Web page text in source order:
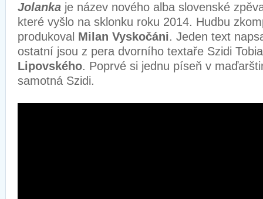
Jolanka je název nového alba slovenské
které vyšlo na sklonku roku 2014. Hudbu
produkoval Milan Vyskočáni. Jeden text
ostatní jsou z pera dvorního textaře Szidi
Lipovského. Poprvé si jednu píseň v
samotná Szidi.